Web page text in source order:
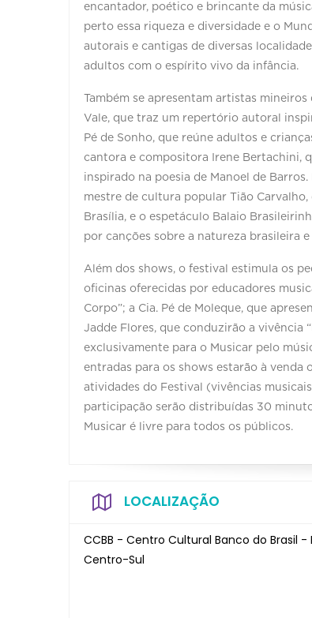
encantador, poético e brincante da
perto essa riqueza e diversidade e o
autorais e cantigas de diversas
adultos com o espírito vivo da infância.
Também se apresentam artistas
Vale, que traz um repertório autoral
Pé de Sonho, que reúne adultos e
cantora e compositora Irene Bertachini,
inspirado na poesia de Manoel de
mestre de cultura popular Tião
Brasília, e o espetáculo Balaio
por canções sobre a natureza brasileira
Além dos shows, o festival estimula os
oficinas oferecidas por educadores
Corpo”; a Cia. Pé de Moleque, que
Jadde Flores, que conduzirão a vivência
exclusivamente para o Musicar pelo
entradas para os shows estarão à venda
atividades do Festival (vivências
participação serão distribuídas 30
Musicar é livre para todos os públicos.
LOCALIZAÇÃO
CCBB - Centro Cultural Banco do Brasil
Centro-Sul